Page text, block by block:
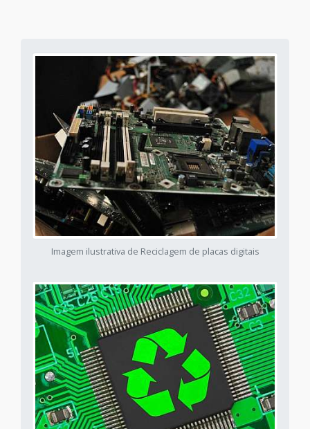
Imagem ilustrativa de Reciclagem de placas digitais